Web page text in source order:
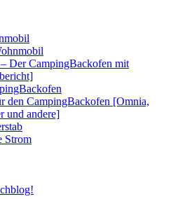
Der CampingBackofen mit
den CampingBackofen [Omnia,
und andere]
Strom